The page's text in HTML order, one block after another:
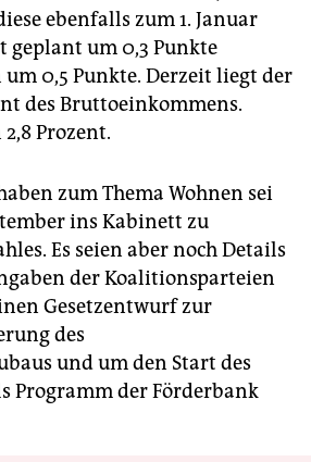
ebenfalls zum 1. Januar
geplant um 0,3 Punkte
0,5 Punkte. Derzeit liegt der
des Bruttoeinkommens.
Prozent.
zum Thema Wohnen sei
ins Kabinett zu
Es seien aber noch Details
der Koalitionsparteien
Gesetzentwurf zur
des
und um den Start des
Programm der Förderbank